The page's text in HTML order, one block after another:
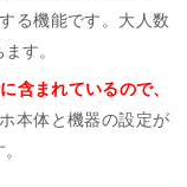
る機能です。大人数
す。
含まれているので、
本体と機器の設定が